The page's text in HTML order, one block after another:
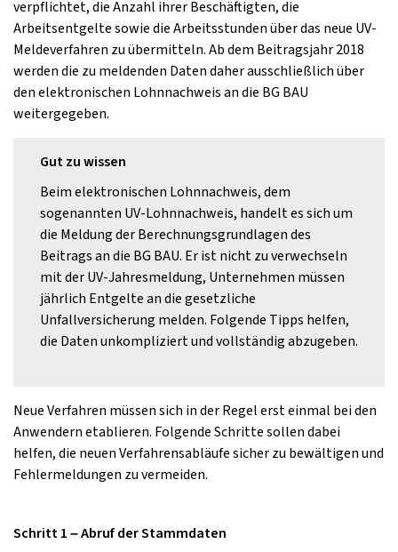
verpflichtet, die Anzahl ihrer Beschäftigten, die
Arbeitsentgelte sowie die Arbeitsstunden über das neue UV-
Meldeverfahren zu übermitteln. Ab dem Beitragsjahr 2018
werden die zu meldenden Daten daher ausschließlich über
den elektronischen Lohnnachweis an die BG BAU
weitergegeben.
Gut zu wissen
Beim elektronischen Lohnnachweis, dem
sogenannten UV-Lohnnachweis, handelt es sich um
die Meldung der Berechnungsgrundlagen des
Beitrags an die BG BAU. Er ist nicht zu verwechseln
mit der UV-Jahresmeldung, Unternehmen müssen
jährlich Entgelte an die gesetzliche
Unfallversicherung melden. Folgende Tipps helfen,
die Daten unkompliziert und vollständig abzugeben.
Neue Verfahren müssen sich in der Regel erst einmal bei den
Anwendern etablieren. Folgende Schritte sollen dabei
helfen, die neuen Verfahrensabläufe sicher zu bewältigen und
Fehlermeldungen zu vermeiden.
Schritt 1 – Abruf der Stammdaten